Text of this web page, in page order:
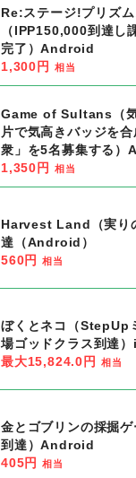
Re:ステージ!プリズ
（IPP150,000到達し
完了）Android
1,300円
相当
Game of Sultans（
片で気高きバッジを
衆」を5名募集する
1,350円
相当
Harvest Land（実り
達（Android）
560円
相当
ぼくとネコ（StepUp
場ゴッドクラス到達
最大15,824.0円
相当
金とゴブリンの採掘
到達）Android
405円
相当